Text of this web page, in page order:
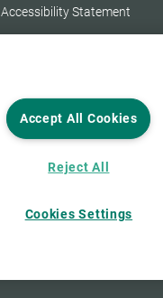
Accessibility Statement
Accept All Cookies
Reject All
Cookies Settings